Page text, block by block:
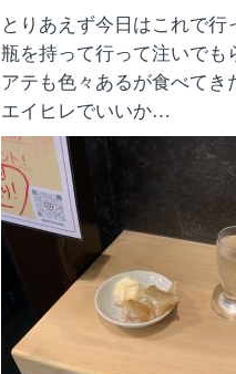
とりあえず今日はこれで
瓶を持って行って注いで
アテも色々あるが食べて
エイヒレでいいか…